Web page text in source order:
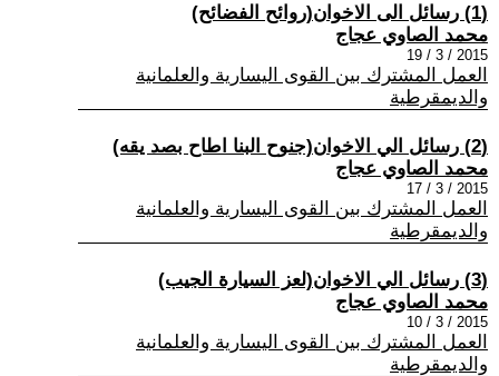
(1) رسائل الى الاخوان(روائح الفضائح)
محمد الصاوي عجاج
2015 / 3 / 19
العمل المشترك بين القوى اليسارية والعلمانية
والديمقرطية
(2) رسائل الي الاخوان(جنوح البنا اطاح بصد يقه)
محمد الصاوي عجاج
2015 / 3 / 17
العمل المشترك بين القوى اليسارية والعلمانية
والديمقرطية
(3) رسائل الي الاخوان(لعز السيارة الجيب)
محمد الصاوي عجاج
2015 / 3 / 10
العمل المشترك بين القوى اليسارية والعلمانية
والديمقرطية